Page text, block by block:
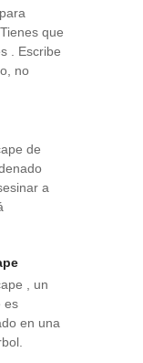
que
. Escribe
no
de
a
, un
es
en una